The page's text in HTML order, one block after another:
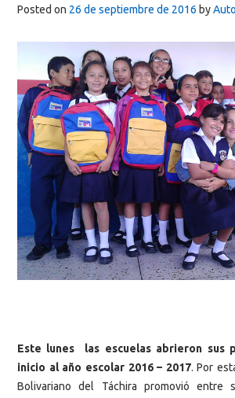
Posted on 26 de septiembre de 2016 by
Este lunes las escuelas abrieron sus
inicio al año escolar 2016 – 2017. Por
Bolivariano del Táchira promovió entre